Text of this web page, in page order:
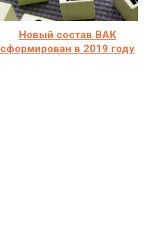
Новый состав ВАК
сформирован в 2019 году